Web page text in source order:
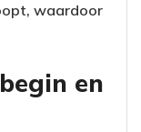
waardoor
en